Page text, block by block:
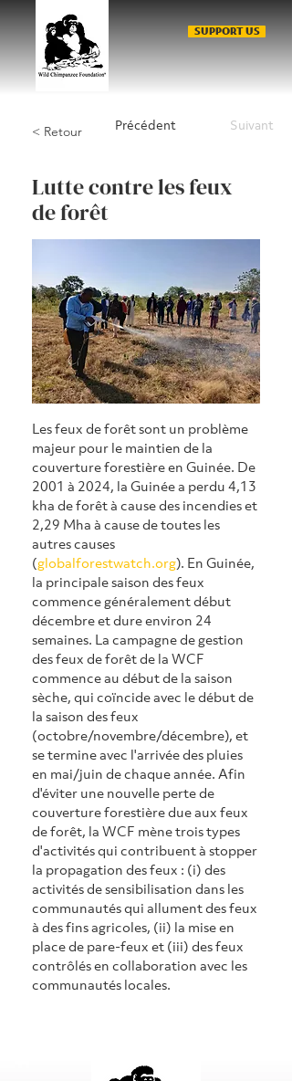
SUPPORT US
< Retour Précédent Suivant
Lutte contre les feux
de forêt
Les feux de forêt sont un problème
majeur pour le maintien de la
couverture forestière en Guinée. De
2001 à 2024, la Guinée a perdu 4,13
kha de forêt à cause des incendies et
2,29 Mha à cause de toutes les
autres causes
(globalforestwatch.org). En Guinée,
la principale saison des feux
commence généralement début
décembre et dure environ 24
semaines. La campagne de gestion
des feux de forêt de la WCF
commence au début de la saison
sèche, qui coïncide avec le début de
la saison des feux
(octobre/novembre/décembre), et
se termine avec l'arrivée des pluies
en mai/juin de chaque année. Afin
d'éviter une nouvelle perte de
couverture forestière due aux feux
de forêt, la WCF mène trois types
d'activités qui contribuent à stopper
la propagation des feux : (i) des
activités de sensibilisation dans les
communautés qui allument des feux
à des fins agricoles, (ii) la mise en
place de pare-feux et (iii) des feux
contrôlés en collaboration avec les
communautés locales.